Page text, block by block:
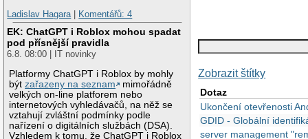
Ladislav Hagara | Komentářů: 4
EK: ChatGPT i Roblox mohou spadat
pod přísnější pravidla
6.8. 08:00 | IT novinky
Platformy ChatGPT i Roblox by mohly
býtzařazeny na seznam
mimořádně
velkých on-line platforem nebo
internetových vyhledávačů, na něž se
vztahují zvláštní podmínky podle
nařízení o digitálních službách (DSA).
Vzhledem k tomu, že ChatGPT i Roblox
Zobrazit štítky
Dotaz
Ukončení otevřenosti
GDID - Globální
server management